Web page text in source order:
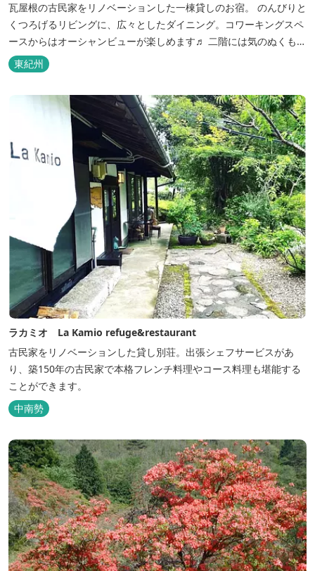
瓦屋根の古民家をリノベーションした一棟貸しのお宿。 のんびりと
くつろげるリビングに、広々としたダイニング。コワーキングスペ
ースからはオーシャンビューが楽しめます♬ 二階には気のぬくもり
を感じながら、アートと読書に浸ることができる「TASOGAREの
間」があり、海を眺めながらゆったりとした時間を過ごすことがで
きます。
東紀州
ラカミオ La Kamio refuge&restaurant
古民家をリノベーションした貸し別荘。出張シェフサービスがあ
り、築150年の古民家で本格フレンチ料理やコース料理も堪能する
ことができます。
中南勢